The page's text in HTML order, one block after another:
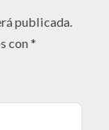
publicada.
con*